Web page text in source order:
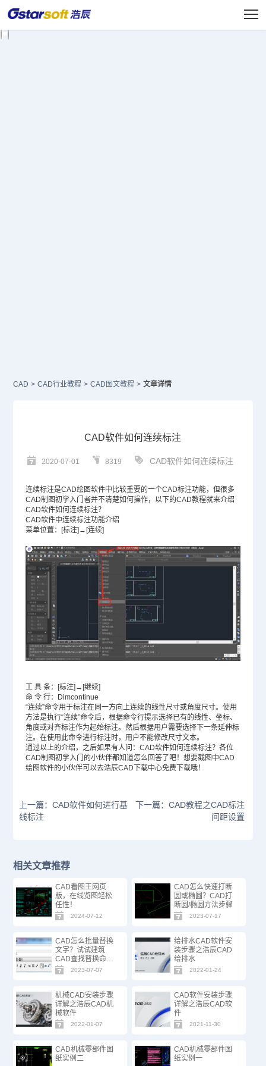
CAD > CAD行业教程 > CAD图文教程 > 文章详情
CAD软件如何连续标注
2020-07-01 8319 CAD软件如何连续标注
连续标注是CAD绘图软件中比较重要的一个CAD标注功能，但很多
CAD制图初学入门者并不清楚如何操作，以下的CAD教程就来介绍
CAD软件如何连续标注？
CAD软件中连续标注功能介绍
菜单位置：[标注]→[连续]
工 具 条：[标注]→[继续]
命 令 行：Dimcontinue
“连续”命令用于标注在同一方向上连续的线性尺寸或角度尺寸。使用
方法是执行“连续”命令后，根据命令行提示选择已有的线性、坐标、
角度或对齐标注作为起始标注。然后根据用户需要选择下一条延伸标
注。在使用此命令进行标注时，用户不能修改尺寸文本。
通过以上的介绍，之后如果有人问：CAD软件如何连续标注？各位
CAD制图初学入门
的小伙伴都知道怎么回答了吧！想要截图中CAD
绘图软件的小伙伴可以去浩辰CAD下载中心免费下载哦！
上一篇：CAD软件如何进行基
线标注
下一篇：CAD教程之CAD标注
间距设置
相关文章推荐
CAD看图王网页
版，在线览图轻松
任性！
2024-07-12
CAD怎么快速打断
圆或椭圆？CAD打
断圆/椭圆方法步骤
2023-07-17
CAD怎么批量替换
文字？试试建筑
CAD查找替换命
令！
2023-07-07
给排水CAD软件安
装步骤之浩辰CAD
给排水
2022-01-24
机械CAD安装步骤
详解之浩辰CAD机
械软件
2022-01-07
CAD软件安装步骤
详解之浩辰CAD软
件
2021-11-30
CAD机械零部件图
纸实例二
CAD机械零部件图
纸实例一